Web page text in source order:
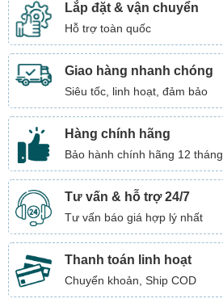
Lắp đặt & vận chuyển
Hỗ trợ toàn quốc
Giao hàng nhanh chóng
Siêu tốc, linh hoạt, đảm bảo
Hàng chính hãng
Bảo hành chính hãng 12 tháng
Tư vấn & hỗ trợ 24/7
Tư vấn báo giá hợp lý nhất
Thanh toán linh hoạt
Chuyển khoản, Ship COD